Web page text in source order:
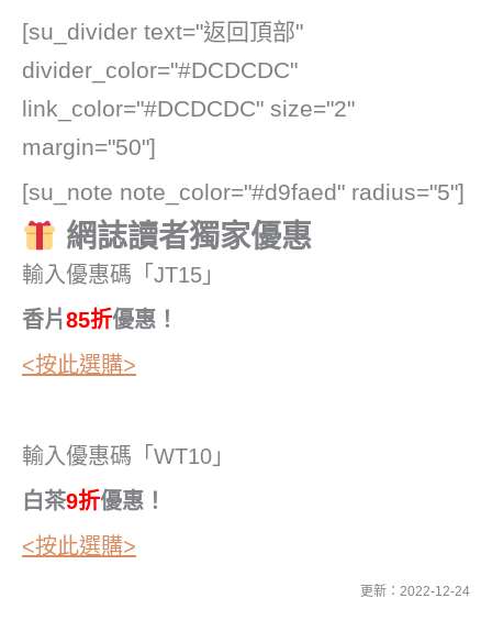
[su_divider text="返回頂部"
divider_color="#DCDCDC"
link_color="#DCDCDC" size="2"
margin="50"]
[su_note note_color="#d9faed" radius="5"]
網誌讀者獨家優惠
輸入優惠碼「JT15」
香片85折優惠！
<按此選購>
輸入優惠碼「WT10」
白茶9折優惠！
<按此選購>
更新：2022-12-24